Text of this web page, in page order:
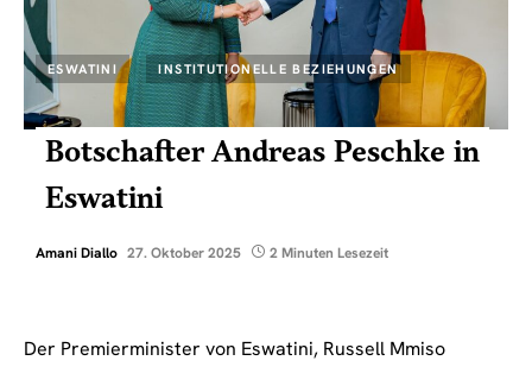
ESWATINI INSTITUTIONELLE BEZIEHUNGEN
Botschafter Andreas Peschke in
Eswatini
Amani Diallo 27. Oktober 2025 2 Minuten Lesezeit
Der Premierminister von Eswatini, Russell Mmiso